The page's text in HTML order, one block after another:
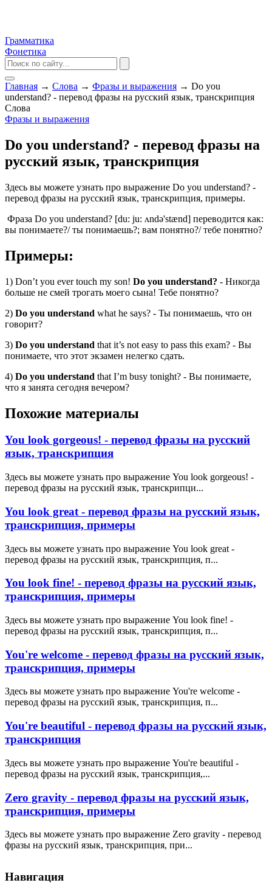
Грамматика
Фонетика
Главная → Слова → Фразы и выражения → Do you
understand? - перевод фразы на русский язык, транскрипция
Слова
Фразы и выражения
Do you understand? - перевод фразы на
русский язык, транскрипция
Здесь вы можете узнать про выражение Do you understand? -
перевод фразы на русский язык, транскрипция, примеры.
Фраза Do you understand? [du: ju: ʌndə'stænd] переводится как:
вы понимаете?/ ты понимаешь?; вам понятно?/ тебе понятно?
Примеры:
1) Don’t you ever touch my son! Do you understand? - Никогда
больше не смей трогать моего сына! Тебе понятно?
2) Do you understand what he says? - Ты понимаешь, что он
говорит?
3) Do you understand that it’s not easy to pass this exam? - Вы
понимаете, что этот экзамен нелегко сдать.
4) Do you understand that I’m busy tonight? - Вы понимаете,
что я занята сегодня вечером?
Похожие материалы
You look gorgeous! - перевод фразы на русский
язык, транскрипция
Здесь вы можете узнать про выражение You look gorgeous! -
перевод фразы на русский язык, транскрипци...
You look great - перевод фразы на русский язык,
транскрипция, примеры
Здесь вы можете узнать про выражение You look great -
перевод фразы на русский язык, транскрипция, п...
You look fine! - перевод фразы на русский язык,
транскрипция, примеры
Здесь вы можете узнать про выражение You look fine! -
перевод фразы на русский язык, транскрипция, п...
You're welcome - перевод фразы на русский язык,
транскрипция, примеры
Здесь вы можете узнать про выражение You're welcome -
перевод фразы на русский язык, транскрипция, п...
You're beautiful - перевод фразы на русский язык,
транскрипция
Здесь вы можете узнать про выражение You're beautiful -
перевод фразы на русский язык, транскрипция,...
Zero gravity - перевод фразы на русский язык,
транскрипция, примеры
Здесь вы можете узнать про выражение Zero gravity - перевод
фразы на русский язык, транскрипция, при...
Навигация